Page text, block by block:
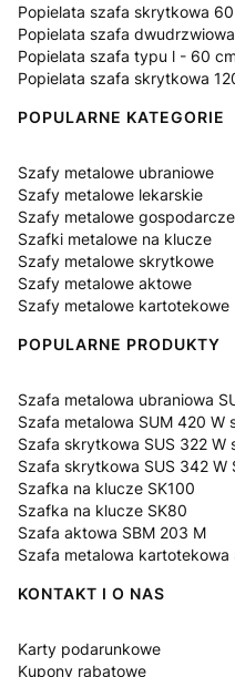
Popielata szafa skrytkowa
Popielata szafa
Popielata szafa typu l - 60 cm
Popielata szafa skrytkowa
POPULARNE KATEGORIE
Szafy metalowe ubraniowe
Szafy metalowe lekarskie
Szafy metalowe gospodarcze
Szafki metalowe na klucze
Szafy metalowe skrytkowe
Szafy metalowe aktowe
Szafy metalowe kartotekowe
POPULARNE PRODUKTY
Szafa metalowa ubraniowa
Szafa metalowa SUM 420 W
Szafa skrytkowa SUS 322 W
Szafa skrytkowa SUS 342 W
Szafka na klucze SK100
Szafka na klucze SK80
Szafa aktowa SBM 203 M
Szafa metalowa kartotekowa
KONTAKT I O NAS
Karty podarunkowe
Kupony rabatowe